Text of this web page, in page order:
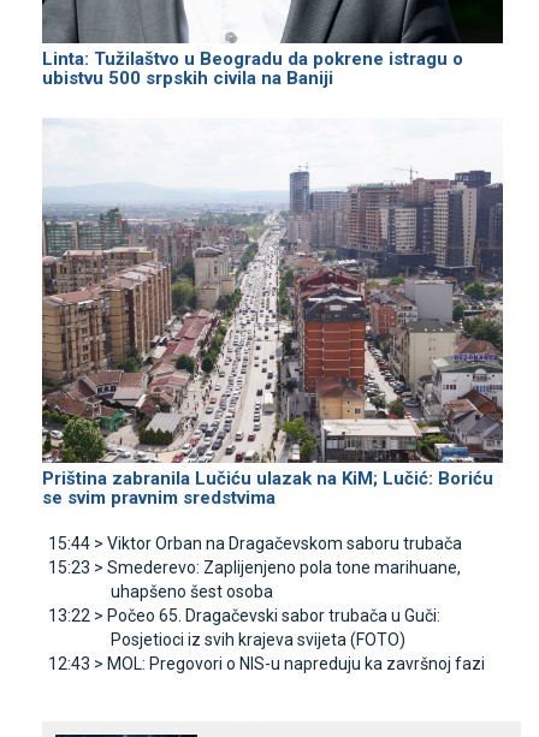
Linta: Tužilaštvo u Beogradu da pokrene istragu o
ubistvu 500 srpskih civila na Baniji
Priština zabranila Lučiću ulazak na KiM; Lučić: Boriću
se svim pravnim sredstvima
15:44 > Viktor Orban na Dragačevskom saboru trubača
15:23 > Smederevo: Zaplijenjeno pola tone marihuane,
uhapšeno šest osoba
13:22 > Počeo 65. Dragačevski sabor trubača u Guči:
Posjetioci iz svih krajeva svijeta (FOTO)
12:43 > MOL: Pregovori o NIS-u napreduju ka završnoj fazi